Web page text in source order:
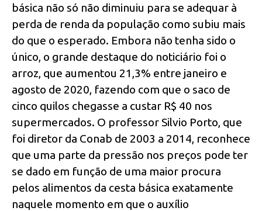
básica não só não diminuiu para se adequar à
perda de renda da população como subiu mais
do que o esperado. Embora não tenha sido o
único, o grande destaque do noticiário foi o
arroz, que aumentou 21,3% entre janeiro e
agosto de 2020, fazendo com que o saco de
cinco quilos chegasse a custar R$ 40 nos
supermercados. O professor Silvio Porto, que
foi diretor da Conab de 2003 a 2014, reconhece
que uma parte da pressão nos preços pode ter
se dado em função de uma maior procura
pelos alimentos da cesta básica exatamente
naquele momento em que o auxílio